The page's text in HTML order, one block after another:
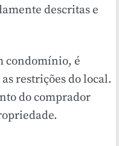
descritas e
condomínio, é
restrições do local.
do comprador